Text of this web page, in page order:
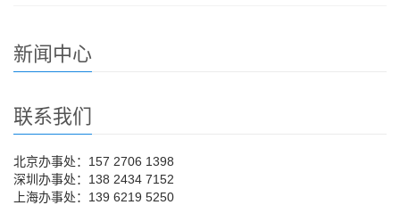
新闻中心
联系我们
北京办事处：157 2706 1398
深圳办事处：138 2434 7152
上海办事处：139 6219 5250